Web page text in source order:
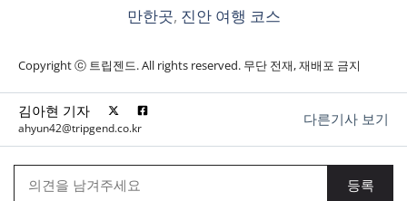
만한곳, 진안 여행 코스
Copyright ⓒ 트립젠드. All rights reserved. 무단 전재, 재배포 금지
김아현 기자
ahyun42@tripgend.co.kr
다른기사 보기